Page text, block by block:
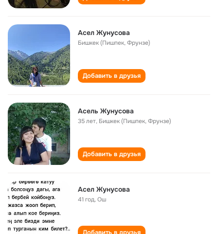
Асел Жунусова
Бишкек (Пишпек, Фрунзе)
Добавить в друзья
Асель Жунусова
35 лет, Бишкек (Пишпек, Фрунзе)
Добавить в друзья
Асел Жунусова
41 год,Ош
Добавить в друзья